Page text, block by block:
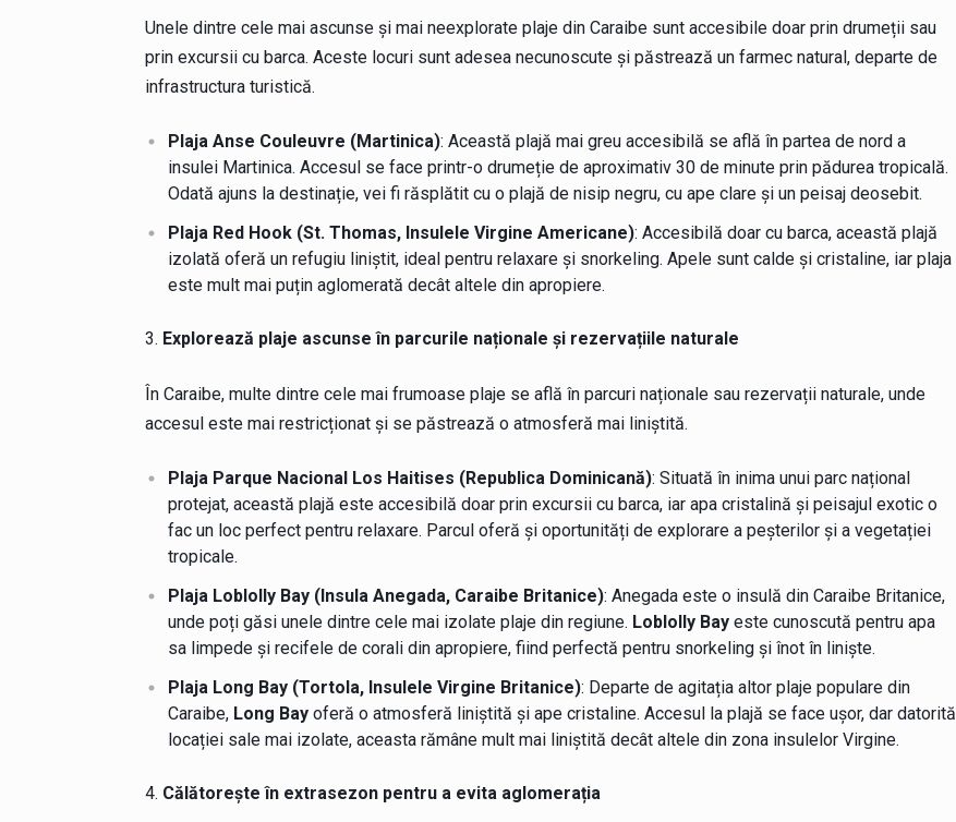
Unele dintre cele mai ascunse și mai neexplorate plaje din Caraibe sunt accesibile doar prin drumeții sau
prin excursii cu barca. Aceste locuri sunt adesea necunoscute și păstrează un farmec natural, departe de
infrastructura turistică.
Plaja Anse Couleuvre (Martinica): Această plajă mai greu accesibilă se află în partea de nord a
insulei Martinica. Accesul se face printr-o drumeție de aproximativ 30 de minute prin pădurea tropicală.
Odată ajuns la destinație, vei fi răsplătit cu o plajă de nisip negru, cu ape clare și un peisaj deosebit.
Plaja Red Hook (St. Thomas, Insulele Virgine Americane): Accesibilă doar cu barca, această plajă
izolată oferă un refugiu liniștit, ideal pentru relaxare și snorkeling. Apele sunt calde și cristaline, iar plaja
este mult mai puțin aglomerată decât altele din apropiere.
Explorează plaje ascunse în parcurile naționale și rezervațiile naturale
În Caraibe, multe dintre cele mai frumoase plaje se află în parcuri naționale sau rezervații naturale, unde
accesul este mai restricționat și se păstrează o atmosferă mai liniștită.
Plaja Parque Nacional Los Haitises (Republica Dominicană): Situată în inima unui parc național
protejat, această plajă este accesibilă doar prin excursii cu barca, iar apa cristalină și peisajul exotic o
fac un loc perfect pentru relaxare. Parcul oferă și oportunități de explorare a peșterilor și a vegetației
tropicale.
Plaja Loblolly Bay (Insula Anegada, Caraibe Britanice): Anegada este o insulă din Caraibe Britanice,
unde poți găsi unele dintre cele mai izolate plaje din regiune. Loblolly Bayeste cunoscută pentru apa
sa limpede și recifele de corali din apropiere, fiind perfectă pentru snorkeling și înot în liniște.
Plaja Long Bay (Tortola, Insulele Virgine Britanice): Departe de agitația altor plaje populare din
Caraibe, Long Bayoferă o atmosferă liniștită și ape cristaline. Accesul la plajă se face ușor, dar datorită
locației sale mai izolate, aceasta rămâne mult mai liniștită decât altele din zona insulelor Virgine.
Călătorește în extrasezon pentru a evita aglomerația